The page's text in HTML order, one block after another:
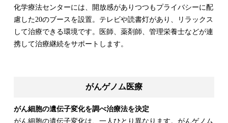
化学療法センターには、開放感がありつつもプライバシーに配
慮した20のブースを設置。テレビや読書灯があり、リラックス
して治療できる環境です。医師、薬剤師、管理栄養士などが連
携して治療継続をサポートします。
がんゲノム医療
がん細胞の遺伝子変化を調べ治療法を決定
がん細胞の遺伝子変化は、一人ひとり異なります。がんゲノム